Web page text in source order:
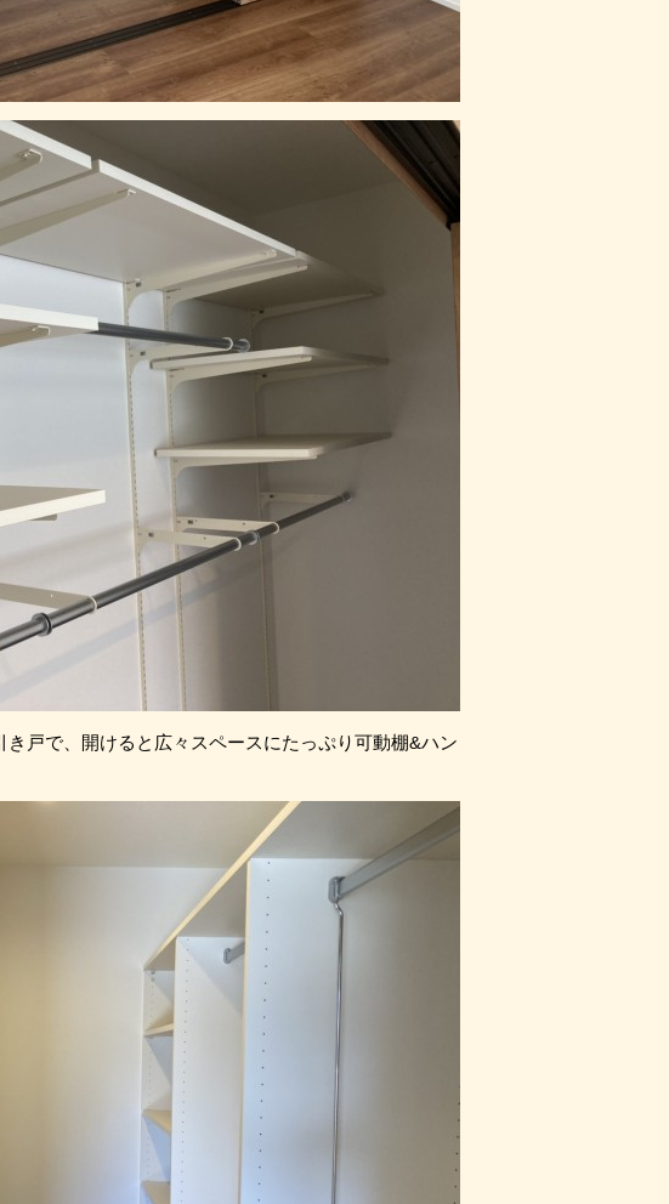
戸で、開けると広々スペースにたっぷり可動棚&ハン